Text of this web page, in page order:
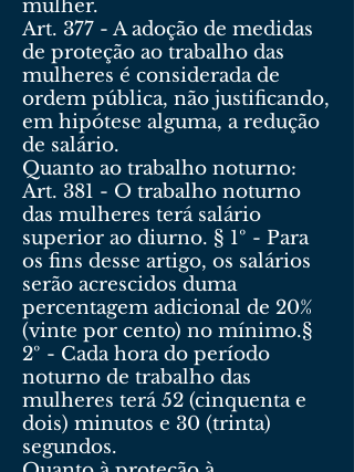
mulher.
Art. 377 - A adoção de medidas
de proteção ao trabalho das
mulheres é considerada de
ordem pública, não justificando,
em hipótese alguma, a redução
de salário.
Quanto ao trabalho noturno:
Art. 381 - O trabalho noturno
das mulheres terá salário
superior ao diurno. § 1º - Para
os fins desse artigo, os salários
serão acrescidos duma
percentagem adicional de 20%
(vinte por cento) no mínimo.§
2º - Cada hora do período
noturno de trabalho das
mulheres terá 52 (cinquenta e
dois) minutos e 30 (trinta)
segundos.